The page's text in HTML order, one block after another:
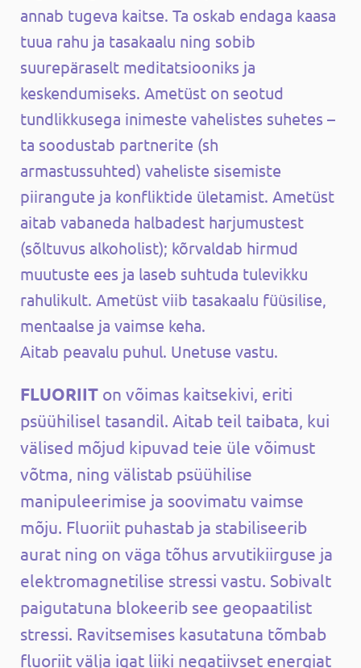
annab tugeva kaitse. Ta oskab endaga kaasa
tuua rahu ja tasakaalu ning sobib
suurepäraselt meditatsiooniks ja
keskendumiseks. Ametüst on seotud
tundlikkusega inimeste vahelistes suhetes –
ta soodustab partnerite (sh
armastussuhted) vaheliste sisemiste
piirangute ja konfliktide ületamist. Ametüst
aitab vabaneda halbadest harjumustest
(sõltuvus alkoholist); kõrvaldab hirmud
muutuste ees ja laseb suhtuda tulevikku
rahulikult. Ametüst viib tasakaalu füüsilise,
mentaalse ja vaimse keha.
Aitab peavalu puhul. Unetuse vastu.
FLUORIIT on võimas kaitsekivi, eriti
psüühilisel tasandil. Aitab teil taibata, kui
välised mõjud kipuvad teie üle võimust
võtma, ning välistab psüühilise
manipuleerimise ja soovimatu vaimse
mõju. Fluoriit puhastab ja stabiliseerib
aurat ning on väga tõhus arvutikiirguse ja
elektromagnetilise stressi vastu. Sobivalt
paigutatuna blokeerib see geopaatilist
stressi. Ravitsemises kasutatuna tõmbab
fluoriit välja igat liiki negatiivset energiat